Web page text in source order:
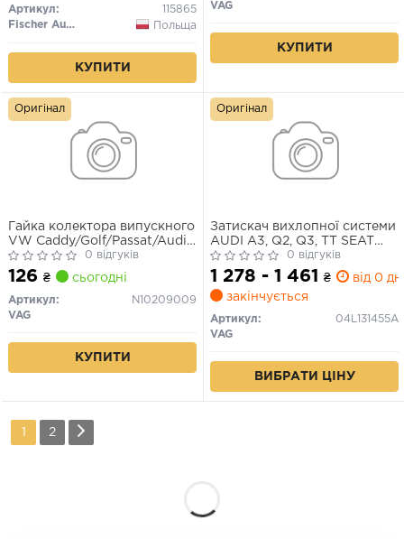
Артикул:
115865
Fischer Automotive One (FA1)
Польща
КУПИТИ
VAG
КУПИТИ
Гайка колектора випускного
VW Caddy/Golf/Passat/Audi
A4/F6/Skoda Octavia/Fabia
(M10x1.5mm)
0 відгуків
126 ₴ сьогодні
Артикул:
N10209009
VAG
КУПИТИ
Оригінал
Затискач вихлопної системи
AUDI A3, Q2, Q3, TT SEAT
ALHAMBRA, ARONA, ATECA,
IBIZA V, LEON, LEON SC,
LEON ST, TARRACO SKODA
KAMIQ, KAROQ, KODIAQ I,
OCTAVIA III, SCALA, SUPERB
III 1.6D/2.0D 11.09-
0 відгуків
1 278 - 1 461 ₴
від 0 дн.
закінчується
Артикул:
04L131455A
VAG
ВИБРАТИ ЦІНУ
Оригінал
1 2